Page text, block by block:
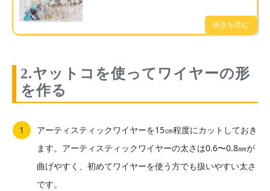
2.ヤットコを使ってワイヤーの形
を作る
アーティスティックワイヤーを15㎝程度にカットしておき
ます。アーティスティックワイヤーの太さは0.6〜0.8㎜が
曲げやすく、初めてワイヤーを使う方でも扱いやすい太さ
です。